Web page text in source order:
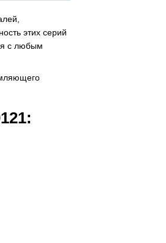
этих серий
с любым